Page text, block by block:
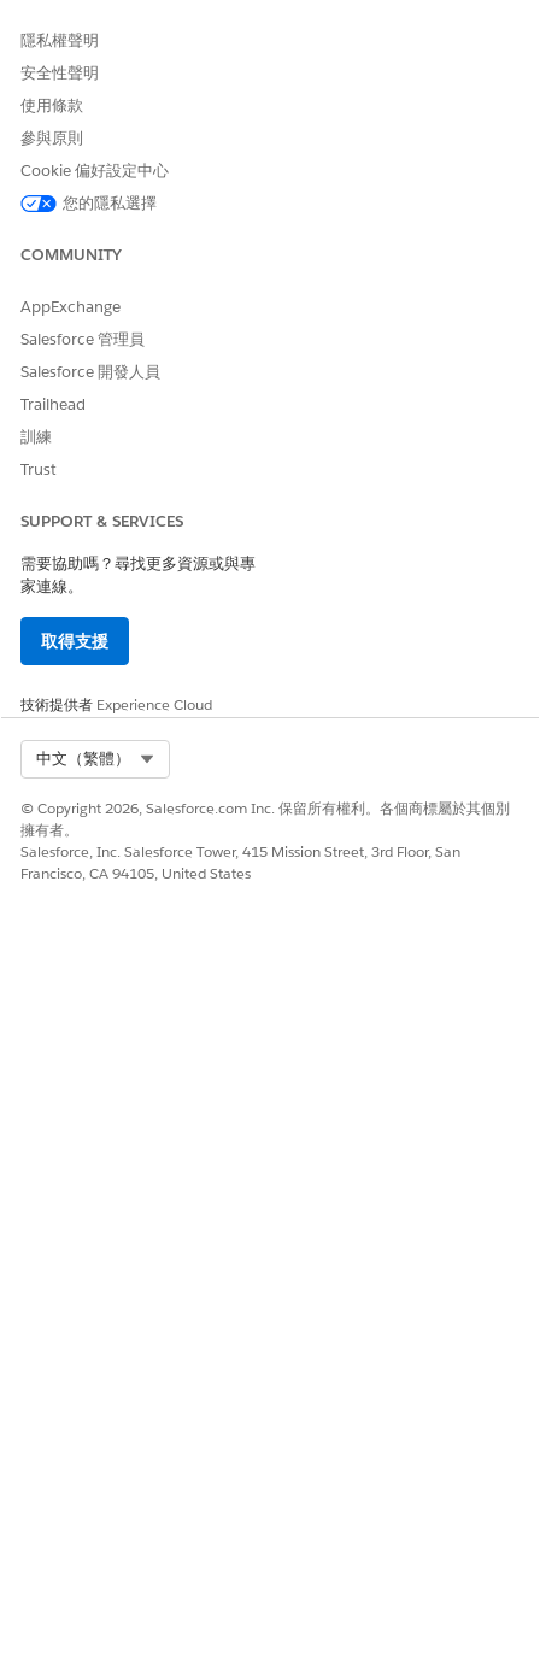
按一下「
輸入工作類型步驟的名稱。
在前置時間中,新增完成工作類型步驟所需的天數或小時數。
備註「工作類型步驟」的前置時間總和不能超過針對「工作
更新工作程序記錄中的前置時間單位。
若要表示工作類型步驟的順序,請新增序號。
請讓我們知道，以便我們改進！
是
隱私權聲明
安全性聲明
使用條款
參與原則
Cookie 偏好設定中心
您的隱私選擇
COMMUNITY
AppExchange
Salesforce 管理員
Salesforce 開發人員
Trailhead
訓練
Trust
SUPPORT & SERVICES
需要協助嗎？尋找更多資源或與專
家連線。
取得支援
技術提供者 Experience Cloud
中文（繁體）
© Copyright 2026, Salesforce.com Inc. 保留所有權利。各個商標屬於其個別
擁有者。
Salesforce, Inc. Salesforce Tower, 415 Mission Street, 3rd Floor, San
Francisco, CA 94105, United States